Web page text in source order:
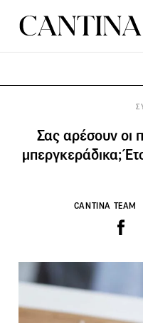
Σας αρέσουν οι
μπεργκεράδικα;
CANTINA TEAM